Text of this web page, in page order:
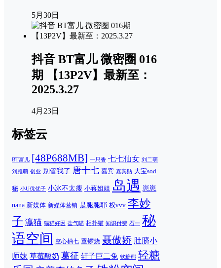
5月30日
抖音 BT富儿 微密圈 016
期 【13P2V】最新至：
2025.3.27
4月23日
标签云
BT富儿 [48P688MB] 一只香 七七仙女 刘二萌
刘雅萌 创业 别管我了 唐十七 嘉宾 嘉宾贴 大宝sod
秘 小U优优子 小冰不太瘦 小蒋姐姐 岛遇 崽崽
nana 新媒体 新媒体营销 是腿腿耶 权vvv 李妙
子 瀛猫 猫猫好困 盐气喵 相扑猫 知识付费 石一 秘
语空间
空心柚七 童锣烧 聂傲娇 肚脐小
师妹 草莓酸奶 葛征 轩子巨二兔 软糖熊 轻糖